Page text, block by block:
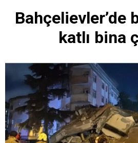
Bahçelievler’de
katlı bina